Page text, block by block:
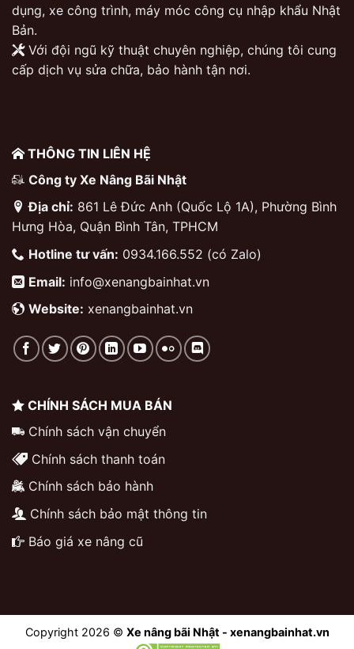
dụng, xe công trình, máy móc công cụ nhập khẩu Nhật
Bản.
Với đội ngũ kỹ thuật chuyên nghiệp, chúng tôi cung
cấp dịch vụ sửa chữa, bảo hành tận nơi.
THÔNG TIN LIÊN HỆ
Công ty Xe Nâng Bãi Nhật
Địa chỉ: 861 Lê Đức Anh (Quốc Lộ 1A), Phường Bình
Hưng Hòa, Quận Bình Tân, TPHCM
Hotline tư vấn: 0934.166.552 (có Zalo)
Email: info@xenangbainhat.vn
Website: xenangbainhat.vn
CHÍNH SÁCH MUA BÁN
Chính sách vận chuyển
Chính sách thanh toán
Chính sách bảo hành
Chính sách bảo mật thông tin
Báo giá xe nâng cũ
Copyright 2026 © Xe nâng bãi Nhật - xenangbainhat.vn